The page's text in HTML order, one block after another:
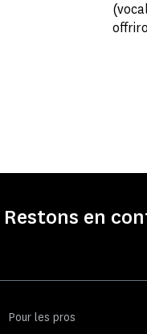
en
Pour les pros